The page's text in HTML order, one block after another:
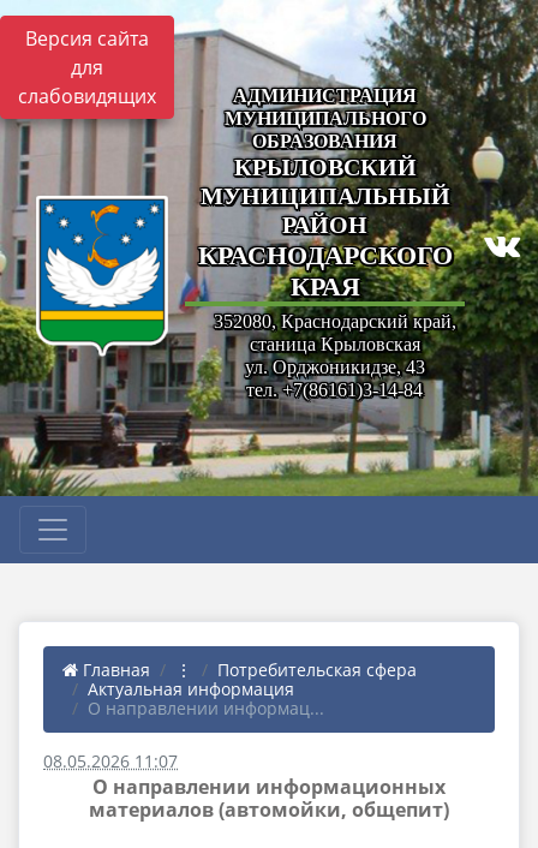
Версия сайта
для
слабовидящих
АДМИНИСТРАЦИЯ
МУНИЦИПАЛЬНОГО
ОБРАЗОВАНИЯ
КРЫЛОВСКИЙ
МУНИЦИПАЛЬНЫЙ
РАЙОН
КРАСНОДАРСКОГО
КРАЯ
352080, Краснодарский край,
станица Крыловская
ул. Орджоникидзе, 43
тел. +7(86161)3-14-84
Главная ⋮
Потребительская сфера
Актуальная информация
О направлении информац...
08.05.2026 11:07
О направлении информационных
материалов (автомойки, общепит)